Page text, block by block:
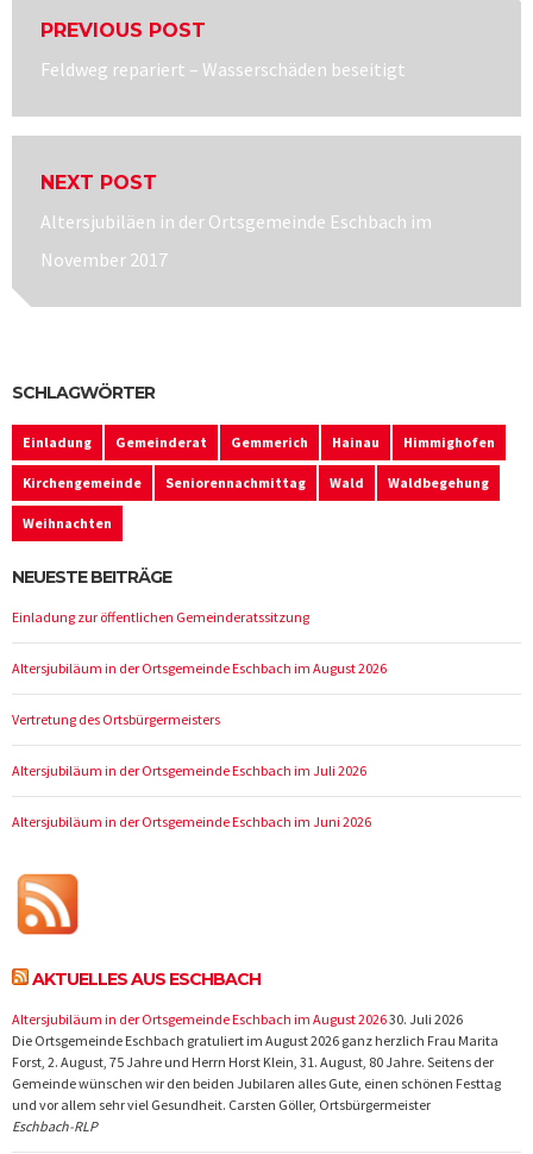
PREVIOUS POST
Previous
Feldweg repariert – Wasserschäden beseitigt
NEXT POST
Next
post:
Altersjubiläen in der Ortsgemeinde Eschbach im
November 2017
SCHLAGWÖRTER
Einladung Gemeinderat Gemmerich Hainau Himmighofen
Kirchengemeinde Seniorennachmittag Wald Waldbegehung
Weihnachten
NEUESTE BEITRÄGE
Einladung zur öffentlichen Gemeinderatssitzung
Altersjubiläum in der Ortsgemeinde Eschbach im August 2026
Vertretung des Ortsbürgermeisters
Altersjubiläum in der Ortsgemeinde Eschbach im Juli 2026
Altersjubiläum in der Ortsgemeinde Eschbach im Juni 2026
AKTUELLES AUS ESCHBACH
Altersjubiläum in der Ortsgemeinde Eschbach im August 202630. Juli 2026
Die Ortsgemeinde Eschbach gratuliert im August 2026 ganz herzlich Frau Marita
Forst, 2. August, 75 Jahre und Herrn Horst Klein, 31. August, 80 Jahre. Seitens der
Gemeinde wünschen wir den beiden Jubilaren alles Gute, einen schönen Festtag
und vor allem sehr viel Gesundheit. Carsten Göller, Ortsbürgermeister
Eschbach-RLP